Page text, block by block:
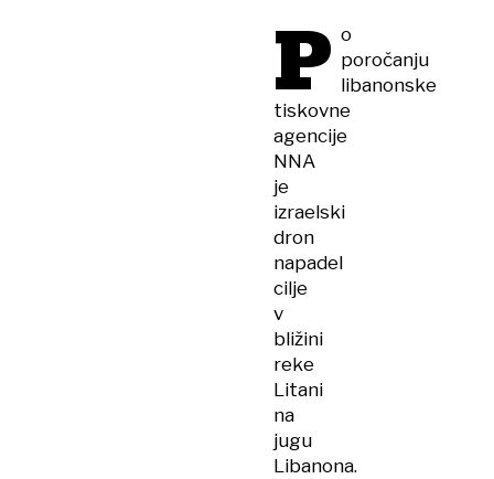
P o
poročanju
libanonske
tiskovne
agencije
NNA
je
izraelski
dron
napadel
cilje
v
bližini
reke
Litani
na
jugu
Libanona.